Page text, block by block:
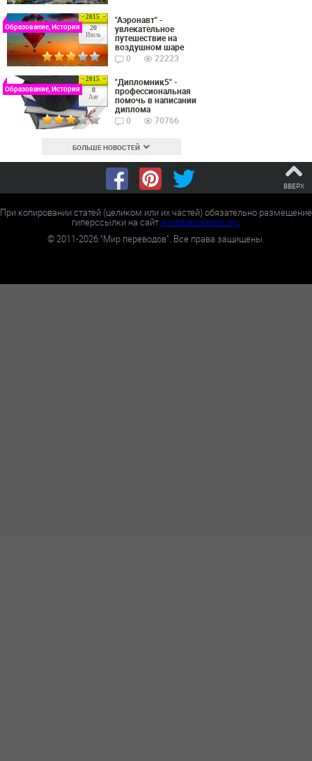
2015
20
Июль
Образование, История
"Аэронавт" -
увлекательное
путешествие на
воздушном шаре
0
22223
2015
8
Авг
Образование, История
"Дипломник5" -
профессиональная
помочь в написании
диплома
0
70766
БОЛЬШЕ НОВОСТЕЙ
ВВЕРХ
При копировании статей (целиком или их частей) обязательно размещение
гиперссылки на сайтworldtranslation.org.
©2011-2026 "Мир переводов". Все права защищены.